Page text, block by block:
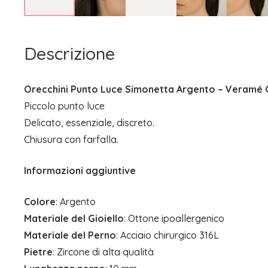
Descrizione
Orecchini Punto Luce Simonetta Argento – Veramé
Piccolo punto luce
Delicato, essenziale, discreto.
Chiusura con farfalla.
Informazioni aggiuntive
Colore: Argento
Materiale del Gioiello: Ottone ipoallergenico
Materiale del Perno: Acciaio chirurgico 316L
Pietre: Zircone di alta qualità